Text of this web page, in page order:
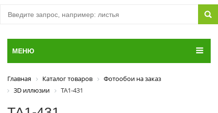
МЕНЮ
Главная Каталог товаров
Фотообои на заказ
3D иллюзии
ТА1-431